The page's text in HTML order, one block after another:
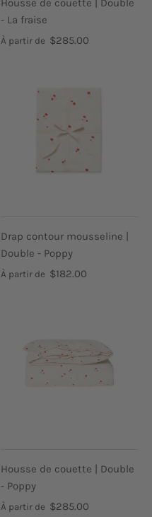
Housse de couette | Double
- La fraise
À partir de $285.00
Drap contour mousseline |
Double - Poppy
À partir de $182.00
Housse de couette | Double
- Poppy
À partir de $285.00